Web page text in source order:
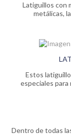
Latiguillos con
metálicas,
Estos
especiales
Dentro de todas